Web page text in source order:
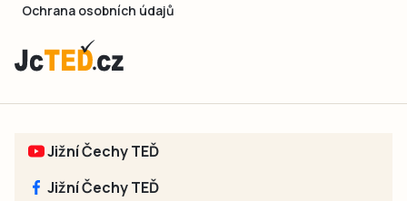
Ochrana osobních údajů
Jižní Čechy TEĎ
Jižní Čechy TEĎ